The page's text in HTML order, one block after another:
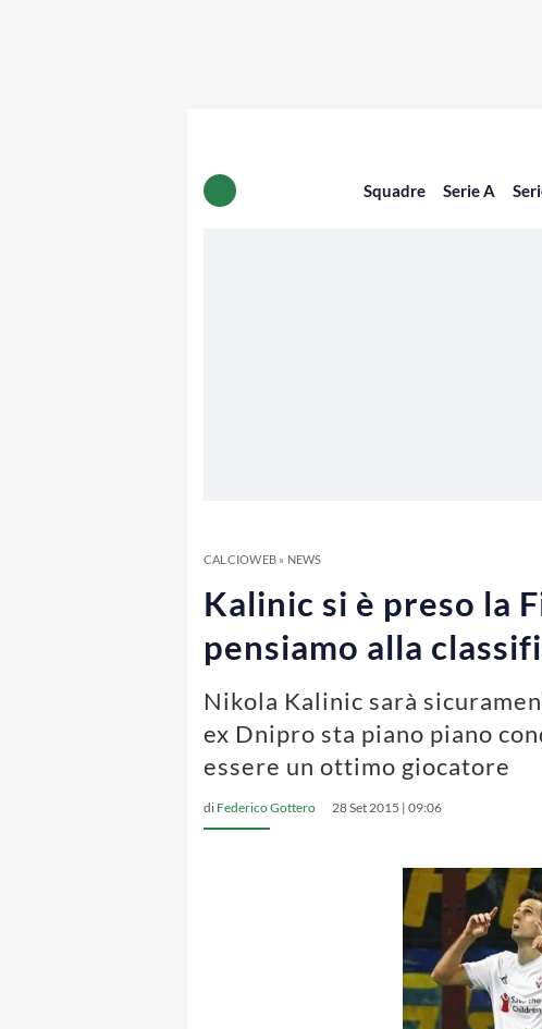
Squadre Serie A
CALCIOWEB» NEWS
Kalinic si è preso la
pensiamo alla
Nikola Kalinic sarà
ex Dnipro sta piano piano
essere un ottimo giocatore
di Federico Gottero 28 Set 2015 | 09:06